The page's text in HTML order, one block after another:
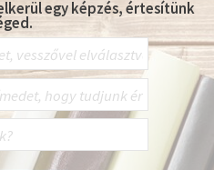
egy képzés, értesítünk